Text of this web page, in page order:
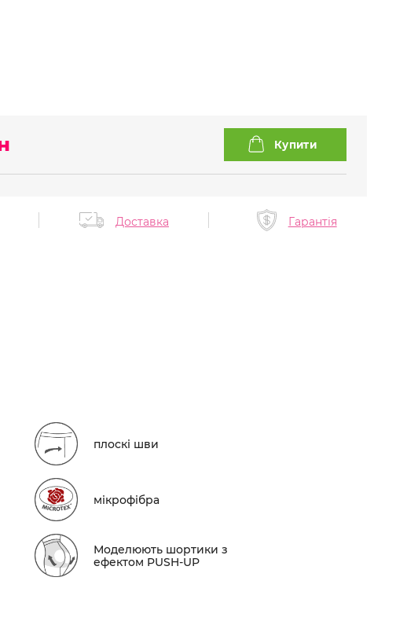
Доставка Гарантія
плоскі шви
мікрофібра
Моделюють шортики з
ефектом PUSH-UP